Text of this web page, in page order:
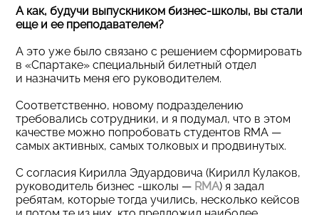
А как, будучи выпускником бизнес-школы, вы стали
еще и ее преподавателем?
А это уже было связано с решением сформировать
в «Спартаке» специальный билетный отдел
и назначить меня его руководителем.
Соответственно, новому подразделению
требовались сотрудники, и я подумал, что в этом
качестве можно попробовать студентов RMA —
самых активных, самых толковых и продвинутых.
С согласия Кирилла Эдуардовича (Кирилл Кулаков,
руководитель бизнес -школы — RMA) я задал
ребятам, которые тогда учились, несколько кейсов